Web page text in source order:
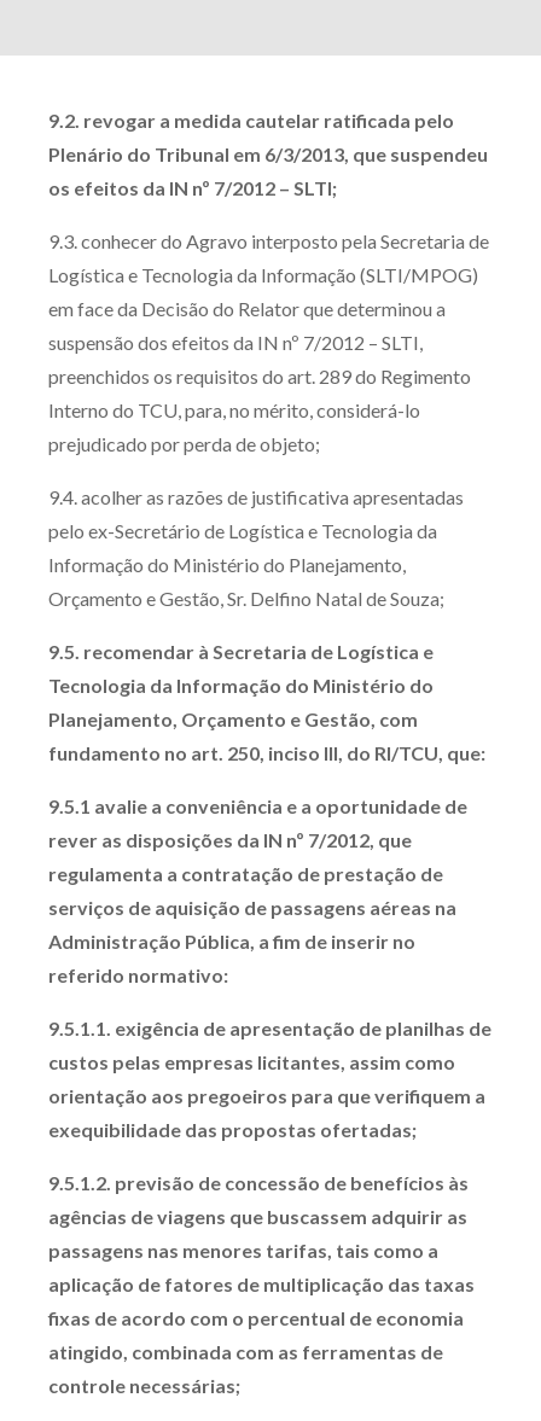
9.2. revogar a medida cautelar ratificada pelo
Plenário do Tribunal em 6/3/2013, que suspendeu
os efeitos da IN nº 7/2012 – SLTI;
9.3. conhecer do Agravo interposto pela Secretaria de
Logística e Tecnologia da Informação (SLTI/MPOG)
em face da Decisão do Relator que determinou a
suspensão dos efeitos da IN nº 7/2012 – SLTI,
preenchidos os requisitos do art. 289 do Regimento
Interno do TCU, para, no mérito, considerá-lo
prejudicado por perda de objeto;
9.4. acolher as razões de justificativa apresentadas
pelo ex-Secretário de Logística e Tecnologia da
Informação do Ministério do Planejamento,
Orçamento e Gestão, Sr. Delfino Natal de Souza;
9.5. recomendar à Secretaria de Logística e
Tecnologia da Informação do Ministério do
Planejamento, Orçamento e Gestão, com
fundamento no art. 250, inciso III, do RI/TCU, que:
9.5.1 avalie a conveniência e a oportunidade de
rever as disposições da IN nº 7/2012, que
regulamenta a contratação de prestação de
serviços de aquisição de passagens aéreas na
Administração Pública, a fim de inserir no
referido normativo:
9.5.1.1. exigência de apresentação de planilhas de
custos pelas empresas licitantes, assim como
orientação aos pregoeiros para que verifiquem a
exequibilidade das propostas ofertadas;
9.5.1.2. previsão de concessão de benefícios às
agências de viagens que buscassem adquirir as
passagens nas menores tarifas, tais como a
aplicação de fatores de multiplicação das taxas
fixas de acordo com o percentual de economia
atingido, combinada com as ferramentas de
controle necessárias;